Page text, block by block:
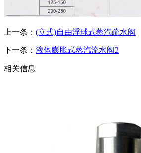
上一条： (立式)自由浮球式蒸汽疏水阀
下一条： 液体膨胀式蒸汽流水阀2
相关信息